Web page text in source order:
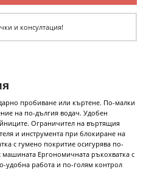
и консултация!
пробиване или къртене. По-малки
на по-дългия водач. Удобен
Ограничител на въртящия
и инструмента при блокиране на
с гумено покритие осигурява по-
машината Ергономичната ръкохватка с
удобна работа и по-голям контрол